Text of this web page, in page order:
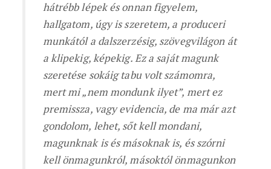
hátrébb lépek és onnan figyelem,
hallgatom, úgy is szeretem, a produceri
munkától a dalszerzésig, szövegvilágon át
a klipekig, képekig. Ez a saját magunk
szeretése sokáig tabu volt számomra,
mert mi „nem mondunk ilyet”, mert ez
premissza, vagy evidencia, de ma már azt
gondolom, lehet, sőt kell mondani,
magunknak is és másoknak is, és szórni
kell önmagunkról, másoktól önmagunkon